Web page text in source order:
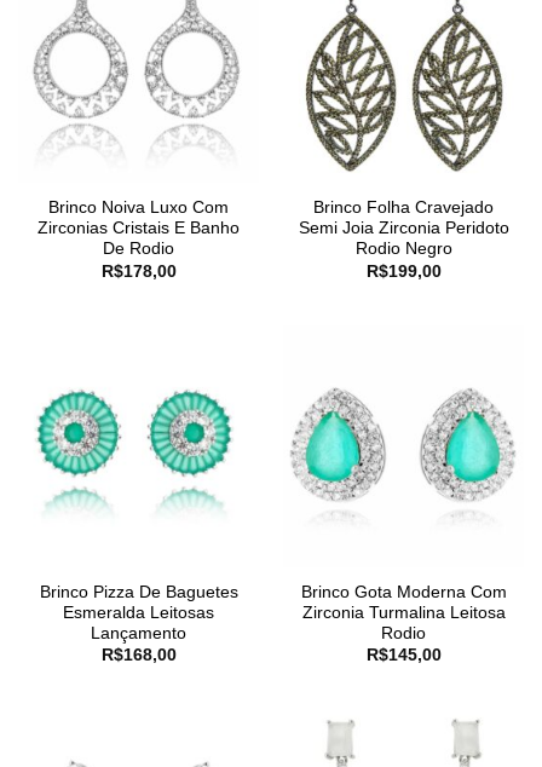
Brinco Noiva Luxo Com
Zirconias Cristais E Banho
De Rodio
R$178,00
Brinco Folha Cravejado
Semi Joia Zirconia Peridoto
Rodio Negro
R$199,00
Brinco Pizza De Baguetes
Esmeralda Leitosas
Lançamento
R$168,00
Brinco Gota Moderna Com
Zirconia Turmalina Leitosa
Rodio
R$145,00